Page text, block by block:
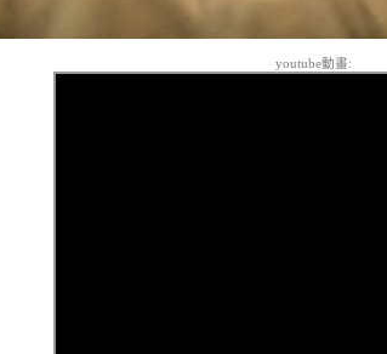
youtube動畫: